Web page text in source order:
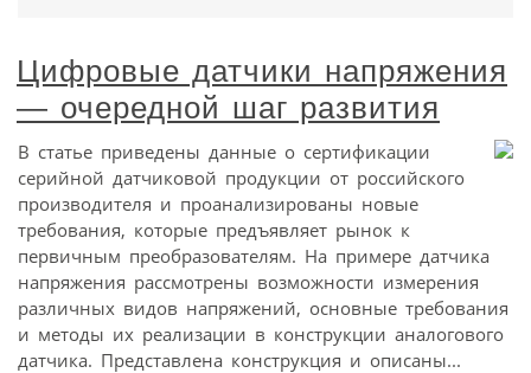
Цифровые датчики напряжения
— очередной шаг развития
В статье приведены данные о сертификации
серийной датчиковой продукции от российского
производителя и проанализированы новые
требования, которые предъявляет рынок к
первичным преобразователям. На примере датчика
напряжения рассмотрены возможности измерения
различных видов напряжений, основные требования
и методы их реализации в конструкции аналогового
датчика. Представлена конструкция и описаны...